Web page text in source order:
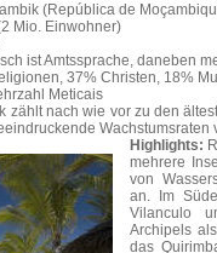
(República de
Mio. Einwohner)
ist Amtssprache, daneben
37% Christen, 18%
Meticais
zählt nach wie vor zu den
Wachstumsraten
Highlights:
mehrere
von
an. Im
Vilanculo
Archipels
das